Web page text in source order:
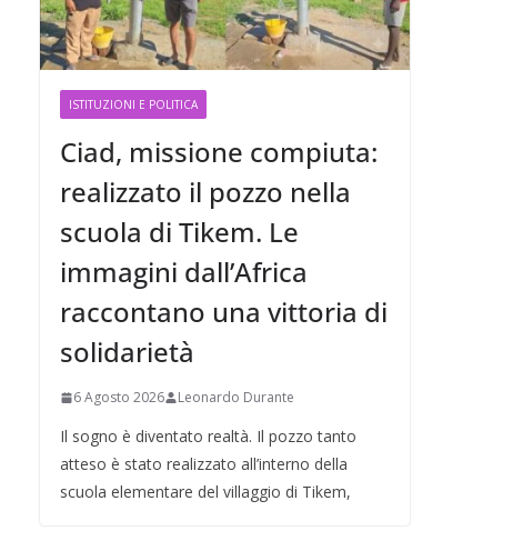
ISTITUZIONI E POLITICA
Ciad, missione compiuta:
realizzato il pozzo nella
scuola di Tikem. Le
immagini dall’Africa
raccontano una vittoria di
solidarietà
6 Agosto 2026 Leonardo Durante
Il sogno è diventato realtà. Il pozzo tanto
atteso è stato realizzato all’interno della
scuola elementare del villaggio di Tikem,